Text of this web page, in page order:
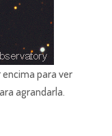
encima para ver
agrandarla.